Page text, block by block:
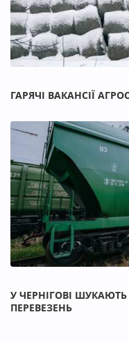
ГАРЯЧІ ВАКАНСІЇ
У ЧЕРНІГОВІ
ПЕРЕВЕЗЕНЬ